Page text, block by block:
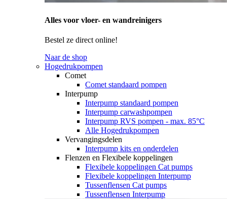
Alles voor vloer- en wandreinigers
Bestel ze direct online!
Naar de shop
Hogedrukpompen
Comet
Comet standaard pompen
Interpump
Interpump standaard pompen
Interpump carwashpompen
Interpump RVS pompen - max. 85°C
Alle Hogedrukpompen
Vervangingsdelen
Interpump kits en onderdelen
Flenzen en Flexibele koppelingen
Flexibele koppelingen Cat pumps
Flexibele koppelingen Interpump
Tussenflensen Cat pumps
Tussenflensen Interpump